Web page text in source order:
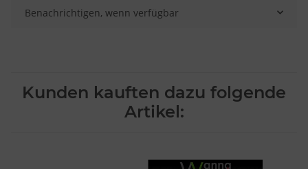
Benachrichtigen, wenn verfügbar
Kunden kauften dazu folgende
Artikel: